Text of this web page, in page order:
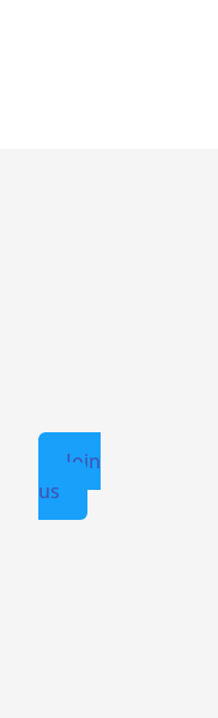
Join
us